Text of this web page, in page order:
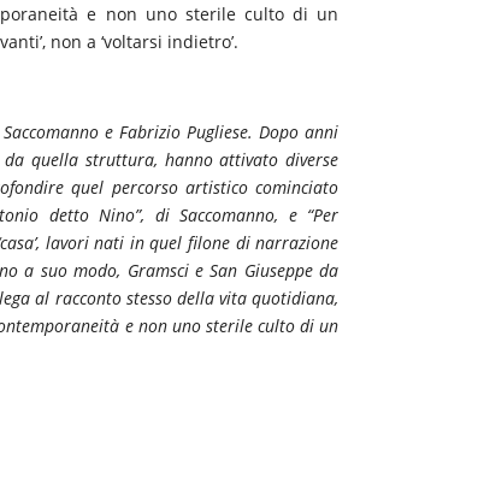
e non uno sterile culto di un
non a ‘voltarsi indietro’.
e Fabrizio Pugliese. Dopo anni
quella struttura, hanno attivato diverse
quel percorso artistico cominciato
detto Nino”, di Saccomanno, e “Per
lavori nati in quel filone di narrazione
a suo modo, Gramsci e San Giuseppe da
al racconto stesso della vita quotidiana,
e non uno sterile culto di un